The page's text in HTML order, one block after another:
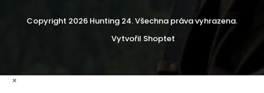
Vytvořil Shoptet
Copyright 2026 Hunting 24. Všechna práva vyhrazena.
×